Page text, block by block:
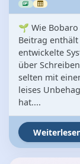
🌱 Wie
Beitrag
entwickelte
über
selten mit
leises
hat....